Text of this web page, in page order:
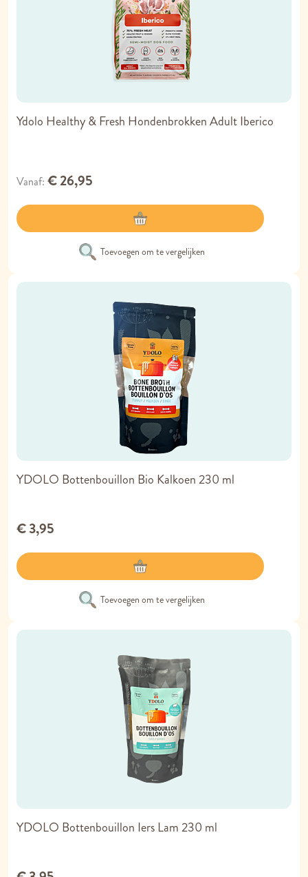
Ydolo Healthy & Fresh Hondenbrokken Adult Iberico
Vanaf € 26,95
Toevoegen om te vergelijken
YDOLO Bottenbouillon Bio Kalkoen 230 ml
€ 3,95
Toevoegen om te vergelijken
YDOLO Bottenbouillon Iers Lam 230 ml